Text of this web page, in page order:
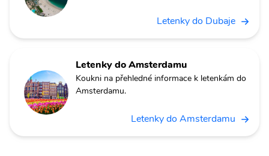
Letenky do Dubaje
Letenky do Amsterdamu
Koukni na přehledné informace k letenkám do
Amsterdamu.
Letenky do Amsterdamu